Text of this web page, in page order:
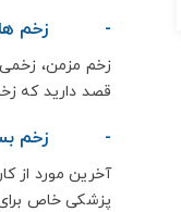
- زخم
زخم مزمن، زخمی
قصد دارید که
- زخم
آخرین مورد از
پزشکی خاص